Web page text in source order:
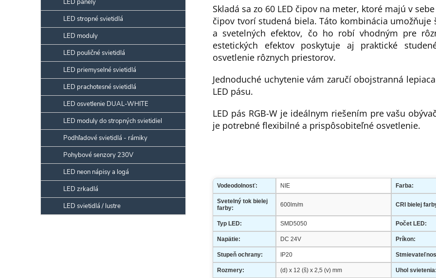
LED panely
LED stropné svietidlá
LED moduly
LED pouličné svietidlá
LED priemyselné svietidlá
LED prachotesné svietidlá
LED osvetlenie DUAL-WHITE
LED moduly do stropných svietidiel
Podhľadové svietidlá - rámiky
Pohybové senzory 230V
LED neon nápisy a logá
LED zrkadlá
LED svietidlá / lustre
Skladá sa zo 60 LED čipov na meter, ktoré majú v
čipov tvorí studená biela. Táto kombinácia
a svetelných efektov, čo ho robí vhodným pre
estetických efektov poskytuje aj praktické
osvetlenie rôznych priestorov.
Jednoduché uchytenie vám zaručí obojstranná
LED pásu.
LED pás RGB-W je ideálnym riešením pre vašu
je potrebné flexibilné a prispôsobiteľné osvetlenie.
Vodeodolnosť: NIE Farba:
Svetelný tok bielej
farby:
600lm/m CRI bielej
Typ LED: SMD5050 Počet LED:
Napätie: DC 24V Príkon:
Stupeň ochrany: IP20
Rozmery: (d) x 12 (š) x 2,5 (v) mm Uhol